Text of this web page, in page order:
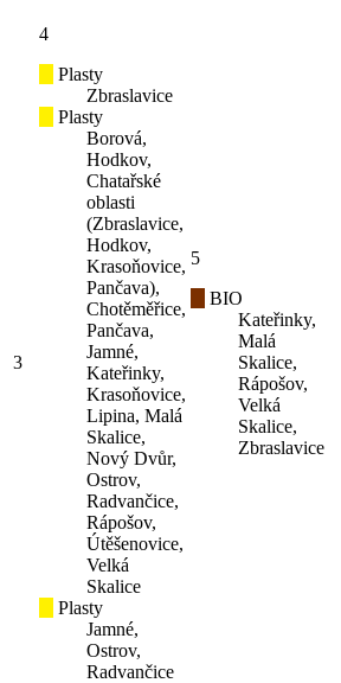
3
4
Plasty
Zbraslavice
Plasty
Borová,
Hodkov,
Chatařské
oblasti
(Zbraslavice,
Hodkov,
Krasoňovice,
Pančava),
Chotěměřice,
Pančava,
Jamné,
Kateřinky,
Krasoňovice,
Lipina, Malá
Skalice,
Nový Dvůr,
Ostrov,
Radvančice,
Rápošov,
Útěšenovice,
Velká
Skalice
Plasty
Jamné,
Ostrov,
Radvančice
5
BIO
Kateřinky,
Malá
Skalice,
Rápošov,
Velká
Skalice,
Zbraslavice